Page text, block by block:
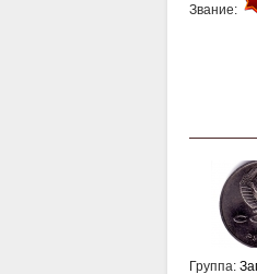
Звание:
Группа: